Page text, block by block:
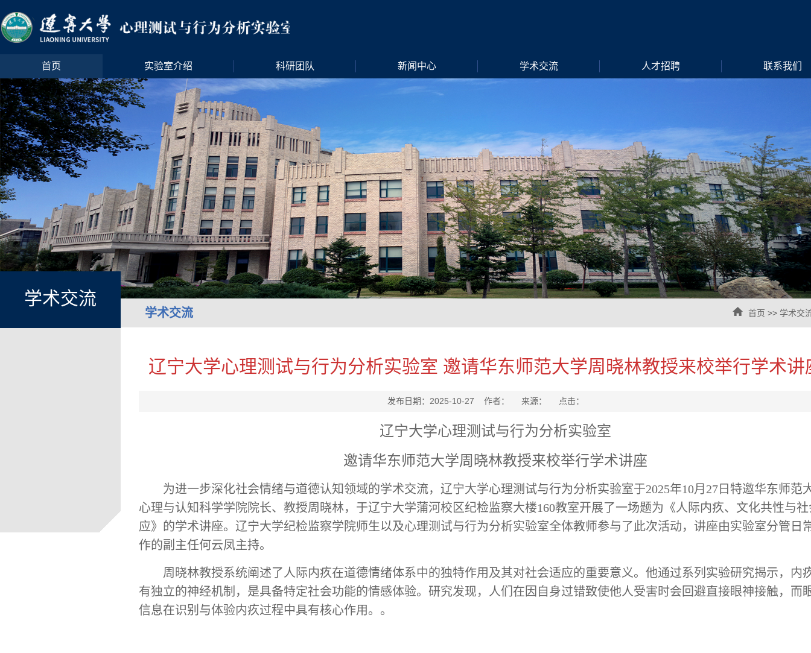
首页 实验室介绍 科研团队 新闻中心 学术交流 人才招聘 联系我们
学术交流
学术交流 首页 >> 学术交
辽宁大学心理测试与行为分析实验室 邀请华东师范大学周晓林教授来校举行学术讲
发布日期：2025-10-27 作者： 来源： 点击：
辽宁大学心理测试与行为分析实验室
邀请华东师范大学周晓林教授来校举行学术讲座
为进一步深化社会情绪与道德认知领域的学术交流，辽宁大学心理测试与行为分析实验室于2025年10月27日 特邀华东师范
心理与认知科学学院院长、教授周晓林， 于辽宁大学蒲河校区纪检监察大楼160教室开展了一场题为《人际内疚、文化共性与
应》的学术讲座。 辽宁大学纪检监察学院师生以及心理测试与行为分析实验室全体教师参与了此次活动，讲座由实验室分管日
作的副主任何云凤主持。
周晓林教授系统阐述了人际内疚在道德情绪体系中的独特作用及其对社会适应的重要意义。他通过系列实验研究揭示，内
有独立的神经机制，是具备特定社会功能的情感体验。研究发现，人们在因自身过错致使他人受害时会回避直接眼神接触，而
信息在识别与体验内疚过程中具有核心作用。。